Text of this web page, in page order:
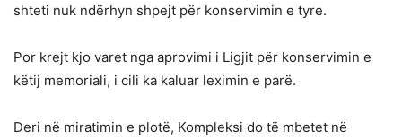
shteti nuk ndërhyn shpejt për konservimin e tyre.
Por krejt kjo varet nga aprovimi i Ligjit për konservimin e
këtij memoriali, i cili ka kaluar leximin e parë.
Deri në miratimin e plotë, Kompleksi do të mbetet në